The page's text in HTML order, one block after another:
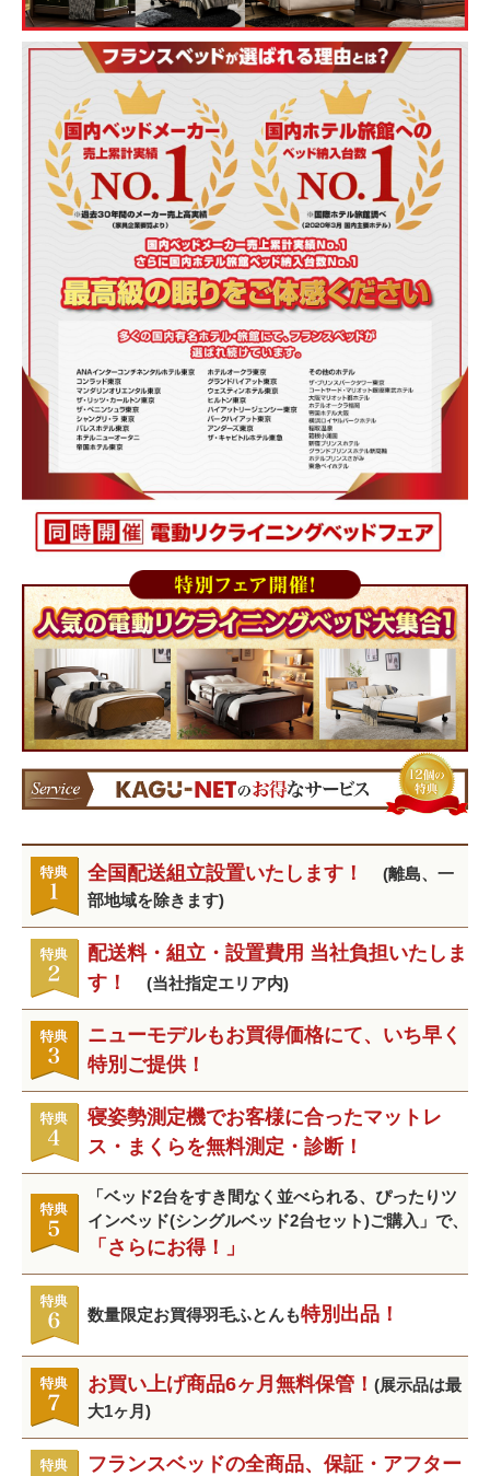
全国配送組立設置いたします！ (離島、一
部地域を除きます)
配送料・組立・設置費用 当社負担いたしま
す！ (当社指定エリア内)
ニューモデルもお買得価格にて、いち早く
特別ご提供！
寝姿勢測定機でお客様に合ったマットレ
ス・まくらを無料測定・診断！
「ベッド2台をすき間なく並べられる、ぴったりツ
インベッド(シングルベッド2台セット)ご購入」で、
「さらにお得！」
数量限定お買得羽毛ふとんも特別出品！
お買い上げ商品6ヶ月無料保管！ (展示品は最
大1ヶ月)
フランスベッドの全商品、保証・アフター